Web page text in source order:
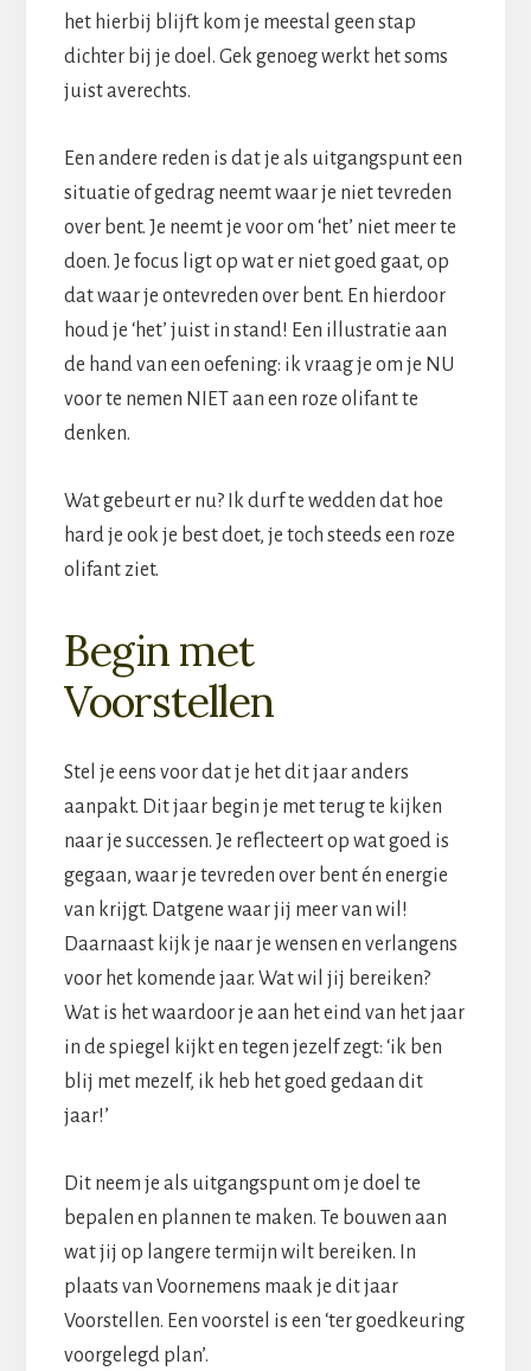
het hierbij blijft kom je meestal geen stap
dichter bij je doel. Gek genoeg werkt het soms
juist averechts.
Een andere reden is dat je als uitgangspunt een
situatie of gedrag neemt waar je niet tevreden
over bent. Je neemt je voor om ‘het’ niet meer te
doen. Je focus ligt op wat er niet goed gaat, op
dat waar je ontevreden over bent. En hierdoor
houd je ‘het’ juist in stand! Een illustratie aan
de hand van een oefening: ik vraag je om je NU
voor te nemen NIET aan een roze olifant te
denken.
Wat gebeurt er nu? Ik durf te wedden dat hoe
hard je ook je best doet, je toch steeds een roze
olifant ziet.
Begin met
Voorstellen
Stel je eens voor dat je het dit jaar anders
aanpakt. Dit jaar begin je met terug te kijken
naar je successen. Je reflecteert op wat goed is
gegaan, waar je tevreden over bent én energie
van krijgt. Datgene waar jij meer van wil!
Daarnaast kijk je naar je wensen en verlangens
voor het komende jaar. Wat wil jij bereiken?
Wat is het waardoor je aan het eind van het jaar
in de spiegel kijkt en tegen jezelf zegt: ‘ik ben
blij met mezelf, ik heb het goed gedaan dit
jaar!’
Dit neem je als uitgangspunt om je doel te
bepalen en plannen te maken. Te bouwen aan
wat jij op langere termijn wilt bereiken. In
plaats van Voornemens maak je dit jaar
Voorstellen. Een voorstel is een ‘ter goedkeuring
voorgelegd plan’.